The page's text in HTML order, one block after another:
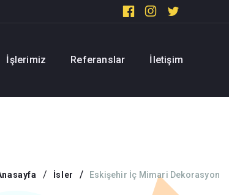
İşlerimiz Referanslar İletişim
İsler Eskişehir İç Mimari Dekorasyon